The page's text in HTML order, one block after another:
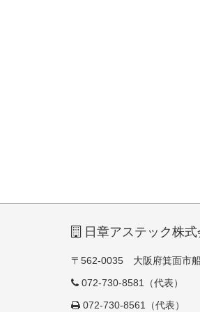
日章アステック株式
〒562-0035 大阪府箕面市
072-730-8581（代表）
072-730-8561（代表）